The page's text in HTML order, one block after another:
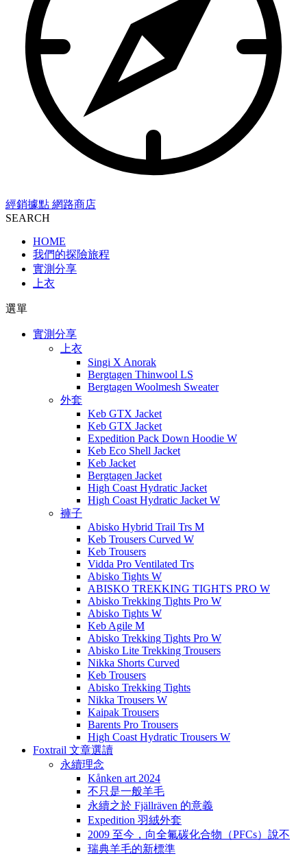
經銷據點 網路商店
SEARCH
HOME
我們的探險旅程
實測分享
上衣
選單
實測分享
上衣
Singi X Anorak
Bergtagen Thinwool LS
Bergtagen Woolmesh Sweater
外套
Keb GTX Jacket
Keb GTX Jacket
Expedition Pack Down Hoodie W
Keb Eco Shell Jacket
Keb Jacket
Bergtagen Jacket
High Coast Hydratic Jacket
High Coast Hydratic Jacket W
褲子
Abisko Hybrid Trail Trs M
Keb Trousers Curved W
Keb Trousers
Vidda Pro Ventilated Trs
Abisko Tights W
ABISKO TREKKING TIGHTS PRO W
Abisko Trekking Tights Pro W
Abisko Tights W
Keb Agile M
Abisko Trekking Tights Pro W
Abisko Lite Trekking Trousers
Nikka Shorts Curved
Keb Trousers
Abisko Trekking Tights
Nikka Trousers W
Kaipak Trousers
Barents Pro Trousers
High Coast Hydratic Trousers W
Foxtrail 文章選讀
永續理念
Kånken art 2024
不只是一般羊毛
永續之於 Fjällräven 的意義
Expedition 羽絨外套
2009 至今，向全氟碳化合物（PFCs）說不
瑞典羊毛的新標準